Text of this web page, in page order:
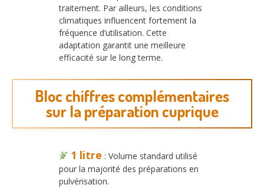
traitement. Par ailleurs, les conditions
climatiques influencent fortement la
fréquence d’utilisation. Cette
adaptation garantit une meilleure
efficacité sur le long terme.
Bloc chiffres complémentaires
sur la préparation cuprique
1 litre : Volume standard utilisé
pour la majorité des préparations en
pulvérisation.